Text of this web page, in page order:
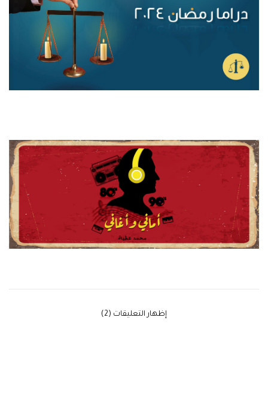
‫إظهار التعليقات (2)